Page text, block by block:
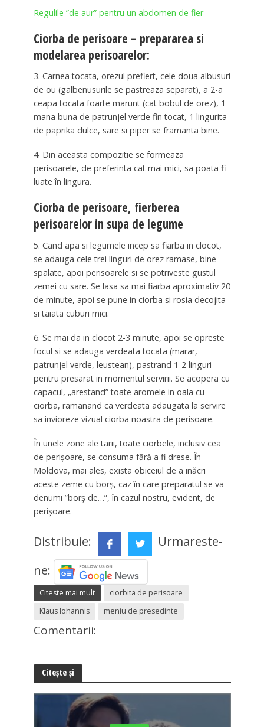
Regulile ”de aur” pentru un abdomen de fier
Ciorba de perisoare – prepararea si
modelarea perisoarelor:
3. Carnea tocata, orezul prefiert, cele doua albusuri
de ou (galbenusurile se pastreaza separat), a 2-a
ceapa tocata foarte marunt (cat bobul de orez), 1
mana buna de patrunjel verde fin tocat, 1 lingurita
de paprika dulce, sare si piper se framanta bine.
4. Din aceasta compozitie se formeaza
perisoarele, de preferinta cat mai mici, sa poata fi
luate în lingura.
Ciorba de perisoare, fierberea
perisoarelor in supa de legume
5. Cand apa si legumele incep sa fiarba in clocot,
se adauga cele trei linguri de orez ramase, bine
spalate, apoi perisoarele si se potriveste gustul
zemei cu sare. Se lasa sa mai fiarba aproximativ 20
de minute, apoi se pune in ciorba si rosia decojita
si taiata cuburi mici.
6. Se mai da in clocot 2-3 minute, apoi se opreste
focul si se adauga verdeata tocata (marar,
patrunjel verde, leustean), pastrand 1-2 linguri
pentru presarat in momentul servirii. Se acopera cu
capacul, „arestand” toate aromele in oala cu
ciorba, ramanand ca verdeata adaugata la servire
sa invioreze vizual ciorba noastra de perisoare.
În unele zone ale tarii, toate ciorbele, inclusiv cea
de perișoare, se consuma fără a fi drese. În
Moldova, mai ales, exista obiceiul de a inăcri
aceste zeme cu borș, caz în care preparatul se va
denumi ”borș de…”, în cazul nostru, evident, de
perișoare.
Distribuie:
Urmareste-
ne:
Citeste mai mult
ciorbita de perisoare
Klaus Iohannis
meniu de presedinte
Comentarii:
Citește și